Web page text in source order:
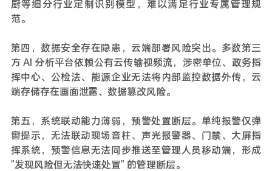
厨等细分行业定制识别模型，难以满足行业专属管理规
范。
第四，数据安全存在隐患，云端部署风险突出。多数第三
方 AI 分析平台依赖公有云传输视频流，涉密单位、政务指
挥中心、公检法、能源企业无法将内部监控数据外传，云
端存储存在画面泄露、数据篡改风险。
第五，系统联动能力薄弱，预警处置断层。单纯报警仅弹
窗提示，无法联动现场音柱、声光报警器、门禁、大屏指
挥系统，预警信息无法同步推送至管理人员移动端，形成
"发现风险但无法快速处置" 的管理断层。